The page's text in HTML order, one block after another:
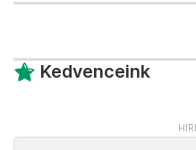
Kedvenceink